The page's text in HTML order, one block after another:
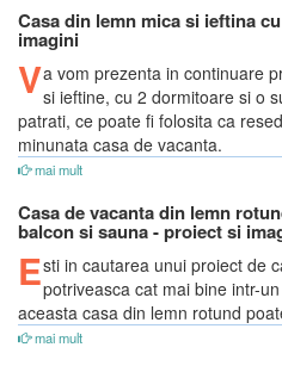
Casa din lemn mica si ieftina
imagini
Va vom prezenta in continuare
si ieftine, cu 2 dormitoare si o
patrati, ce poate fi folosita ca
minunata casa de vacanta.
mai mult
Casa de vacanta din lemn
balcon si sauna - proiect si
Esti in cautarea unui proiect de
potriveasca cat mai bine intr-
aceasta casa din lemn rotund
mai mult